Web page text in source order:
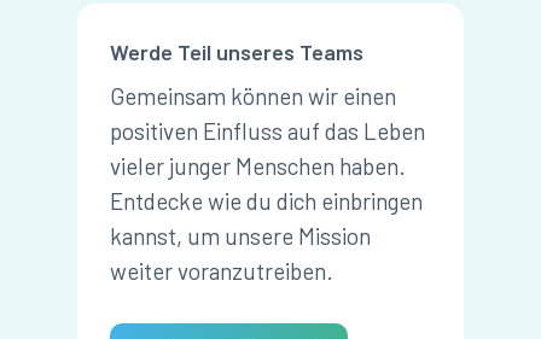
Werde Teil unseres Teams
Gemeinsam können wir einen
positiven Einfluss auf das Leben
vieler junger Menschen haben.
Entdecke wie du dich einbringen
kannst, um unsere Mission
weiter voranzutreiben.